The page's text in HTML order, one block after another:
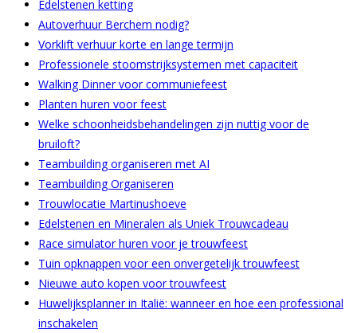
Edelstenen ketting
Autoverhuur Berchem nodig?
Vorklift verhuur korte en lange termijn
Professionele stoomstrijksystemen met capaciteit
Walking Dinner voor communiefeest
Planten huren voor feest
Welke schoonheidsbehandelingen zijn nuttig voor de
bruiloft?
Teambuilding organiseren met AI
Teambuilding Organiseren
Trouwlocatie Martinushoeve
Edelstenen en Mineralen als Uniek Trouwcadeau
Race simulator huren voor je trouwfeest
Tuin opknappen voor een onvergetelijk trouwfeest
Nieuwe auto kopen voor trouwfeest
Huwelijksplanner in Italië: wanneer en hoe een professional
inschakelen